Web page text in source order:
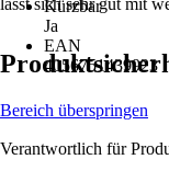
Kürzbar
Ja
EAN
4056751439923
lässt sich sehr gut mit
Bereich überspringen
Verantwortlich für